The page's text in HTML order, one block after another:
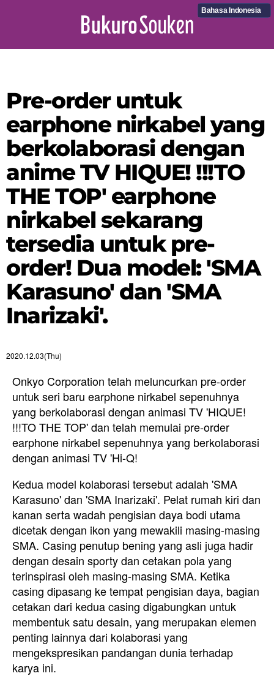
Bahasa Indonesia
Pre-order untuk
earphone nirkabel yang
berkolaborasi dengan
anime TV HIQUE! !!!TO
THE TOP' earphone
nirkabel sekarang
tersedia untuk pre-
order! Dua model: 'SMA
Karasuno' dan 'SMA
Inarizaki'.
2020.12.03(Thu)
Onkyo Corporation telah meluncurkan pre-order
untuk seri baru earphone nirkabel sepenuhnya
yang berkolaborasi dengan animasi TV 'HIQUE!
!!!TO THE TOP' dan telah memulai pre-order
earphone nirkabel sepenuhnya yang berkolaborasi
dengan animasi TV 'Hi-Q!
Kedua model kolaborasi tersebut adalah 'SMA
Karasuno' dan 'SMA Inarizaki'. Pelat rumah kiri dan
kanan serta wadah pengisian daya bodi utama
dicetak dengan ikon yang mewakili masing-masing
SMA. Casing penutup bening yang asli juga hadir
dengan desain sporty dan cetakan pola yang
terinspirasi oleh masing-masing SMA. Ketika
casing dipasang ke tempat pengisian daya, bagian
cetakan dari kedua casing digabungkan untuk
membentuk satu desain, yang merupakan elemen
penting lainnya dari kolaborasi yang
mengekspresikan pandangan dunia terhadap
karya ini.